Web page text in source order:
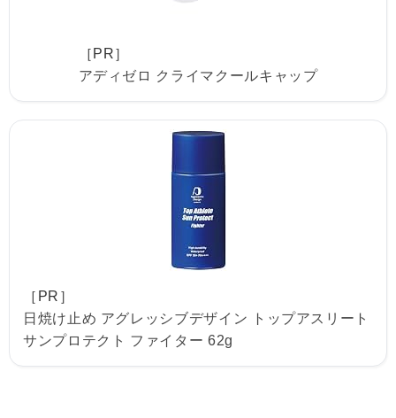
［PR］
アディゼロ クライマクールキャップ
［PR］
日焼け止め アグレッシブデザイン トップアスリート
サンプロテクト ファイター 62g